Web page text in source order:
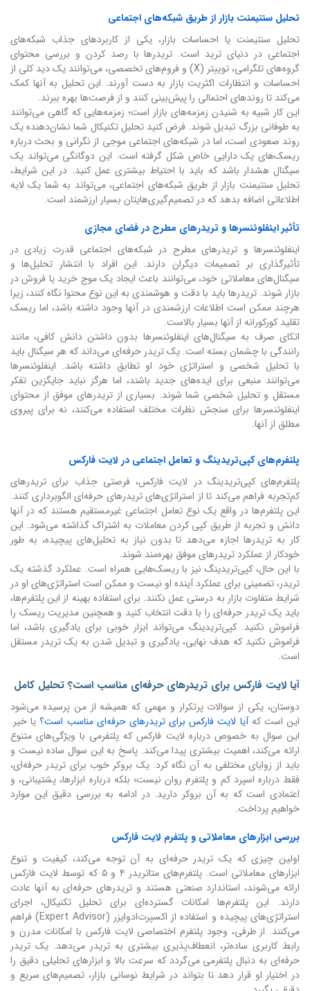
تحلیل سنتیمنت بازار از طریق شبکه‌های اجتماعی
تحلیل سنتیمنت یا احساسات بازار، یکی از کاربردهای جذاب شبکه‌های
اجتماعی در دنیای ترید است. تریدرها با رصد کردن و بررسی محتوای
گروه‌های تلگرامی، توییتر (X) و فروم‌های تخصصی، می‌توانند یک دید کلی از
احساسات و انتظارات اکثریت بازار به دست آورند. این تحلیل به آنها کمک
می‌کند تا روندهای احتمالی را پیش‌بینی کنند و از فرصت‌ها بهره ببرند.
این کار شبیه به شنیدن زمزمه‌های بازار است؛ زمزمه‌هایی که گاهی می‌توانند
به طوفانی بزرگ تبدیل شوند. فرض کنید تحلیل تکنیکال شما نشان‌دهنده یک
روند صعودی است، اما در شبکه‌های اجتماعی موجی از نگرانی و بحث درباره
ریسک‌های یک دارایی خاص شکل گرفته است. این دوگانگی می‌تواند یک
سیگنال هشدار باشد که باید با احتیاط بیشتری عمل کنید. در این شرایط،
تحلیل سنتیمنت بازار از طریق شبکه‌های اجتماعی، می‌تواند به شما یک لایه
اطلاعاتی اضافه بدهد که در تصمیم‌گیری‌هایتان بسیار ارزشمند است.
تأثیر اینفلوئنسرها و تریدرهای مطرح در فضای مجازی
اینفلوئنسرها و تریدرهای مطرح در شبکه‌های اجتماعی قدرت زیادی در
تأثیرگذاری بر تصمیمات دیگران دارند. این افراد با انتشار تحلیل‌ها و
سیگنال‌های معاملاتی خود، می‌توانند باعث ایجاد یک موج خرید یا فروش در
بازار شوند. تریدرها باید با دقت و هوشمندی به این نوع محتوا نگاه کنند، زیرا
هرچند ممکن است اطلاعات ارزشمندی در آنها وجود داشته باشد، اما ریسک
تقلید کورکورانه از آنها بسیار بالاست.
اتکای صرف به سیگنال‌های اینفلوئنسرها بدون داشتن دانش کافی، مانند
رانندگی با چشمان بسته است. یک تریدر حرفه‌ای می‌داند که هر سیگنال باید
با تحلیل شخصی و استراتژی خود او تطابق داشته باشد. اینفلوئنسرها
می‌توانند منبعی برای ایده‌های جدید باشند، اما هرگز نباید جایگزین تفکر
مستقل و تحلیل شخصی شما شوند. بسیاری از تریدرهای موفق از محتوای
اینفلوئنسرها برای سنجش نظرات مختلف استفاده می‌کنند، نه برای پیروی
مطلق از آنها.
پلتفرم‌های کپی‌تریدینگ و تعامل اجتماعی در لایت فارکس
پلتفرم‌های کپی‌تریدینگ در لایت فارکس، فرصتی جذاب برای تریدرهای
کم‌تجربه فراهم می‌کند تا از استراتژی‌های تریدرهای حرفه‌ای الگوبرداری کنند.
این پلتفرم‌ها در واقع یک نوع تعامل اجتماعی غیرمستقیم هستند که در آنها
دانش و تجربه از طریق کپی کردن معاملات به اشتراک گذاشته می‌شود. این
کار به تریدرها اجازه می‌دهد تا بدون نیاز به تحلیل‌های پیچیده، به طور
خودکار از عملکرد تریدرهای موفق بهره‌مند شوند.
با این حال، کپی‌تریدینگ نیز با ریسک‌هایی همراه است. عملکرد گذشته یک
تریدر، تضمینی برای عملکرد آینده او نیست و ممکن است استراتژی‌های او در
شرایط متفاوت بازار به درستی عمل نکنند. برای استفاده بهینه از این پلتفرم‌ها،
باید یک تریدر حرفه‌ای را با دقت انتخاب کنید و همچنین مدیریت ریسک را
فراموش نکنید. کپی‌تریدینگ می‌تواند ابزار خوبی برای یادگیری باشد، اما
فراموش نکنید که هدف نهایی، یادگیری و تبدیل شدن به یک تریدر مستقل
است.
آیا لایت فارکس برای تریدرهای حرفه‌ای مناسب است؟ تحلیل کامل
دوستان، یکی از سوالات پرتکرار و مهمی که همیشه از من پرسیده می‌شود
این است کهآیا لایت فارکس برای تریدرهای حرفه‌ای مناسب است؟یا خیر.
این سوال به خصوص درباره لایت فارکس که پلتفرمی با ویژگی‌های متنوع
ارائه می‌کند، اهمیت بیشتری پیدا می‌کند. پاسخ به این سوال ساده نیست و
باید از زوایای مختلفی به آن نگاه کرد. یک بروکر خوب برای تریدر حرفه‌ای،
فقط درباره اسپرد کم و پلتفرم روان نیست؛ بلکه درباره ابزارها، پشتیبانی، و
اعتمادی است که به آن بروکر دارید. در ادامه به بررسی دقیق این موارد
خواهیم پرداخت.
بررسی ابزارهای معاملاتی و پلتفرم لایت فارکس
اولین چیزی که یک تریدر حرفه‌ای به آن توجه می‌کند، کیفیت و تنوع
ابزارهای معاملاتی است. پلتفرم‌های متاتریدر ۴ و ۵ که توسط لایت فارکس
ارائه می‌شوند، استاندارد صنعتی هستند و تریدرهای حرفه‌ای به آنها عادت
دارند. این پلتفرم‌ها امکانات گسترده‌ای برای تحلیل تکنیکال، اجرای
استراتژی‌های پیچیده و استفاده از اکسپرت‌ادوایزر (Expert Advisor) فراهم
می‌کنند. از طرفی، وجود پلتفرم اختصاصی لایت فارکس با امکانات مدرن و
رابط کاربری ساده‌تر، انعطاف‌پذیری بیشتری به تریدر می‌دهد. یک تریدر
حرفه‌ای به دنبال پلتفرمی می‌گردد که سرعت بالا و ابزارهای تحلیلی دقیق را
در اختیار او قرار دهد تا بتواند در شرایط نوسانی بازار، تصمیم‌های سریع و